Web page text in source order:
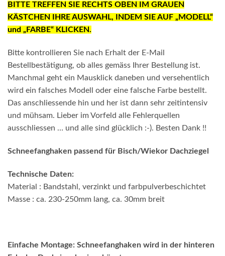
BITTE TREFFEN SIE RECHTS OBEN IM GRAUEN
KÄSTCHEN IHRE AUSWAHL, INDEM SIE AUF „MODELL“
und „FARBE“ KLICKEN.
Bitte kontrollieren Sie nach Erhalt der E-Mail
Bestellbestätigung, ob alles gemäss Ihrer Bestellung ist.
Manchmal geht ein Mausklick daneben und versehentlich
wird ein falsches Modell oder eine falsche Farbe bestellt.
Das anschliessende hin und her ist dann sehr zeitintensiv
und mühsam. Lieber im Vorfeld alle Fehlerquellen
ausschliessen … und alle sind glücklich :-). Besten Dank !!
Schneefanghaken passend für Bisch/Wiekor Dachziegel
Technische Daten:
Material : Bandstahl, verzinkt und farbpulverbeschichtet
Masse : ca. 230-250mm lang, ca. 30mm breit
Einfache Montage: Schneefanghaken wird in der hinteren